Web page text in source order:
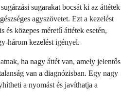
sugarakat bocsát ki az áttétek
agyszövetet. Ezt a kezelést
és közepes méretű áttétek esetén,
három kezelést igényel.
ha nagy áttét van, amely jelentős
van a diagnózisban. Egy nagy
a nyomást és javíthatja a